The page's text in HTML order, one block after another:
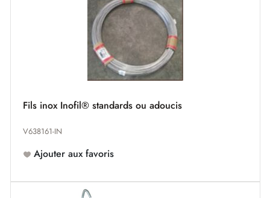
Fils inox Inofil® standards ou adoucis
V638161-IN
Ajouter aux favoris